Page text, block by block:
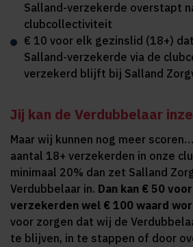
Salland-verzekerde overstapt
clubcollectiviteit
€ 10 voor elk gezinslid (18+)
Salland-verzekerde via de
verzekerd blijft bij Salland
Jij kan de Verdubbelaar
Maar wij kunnen nog meer
aantal 18+ verzekerden in onze
minimaal 20% dan zet Salland
Verdubbelaar in. Dan kan € 50
verzekerden wel € 100 waard
voor zorgen dat wij de
te blijven, in te stappen of door